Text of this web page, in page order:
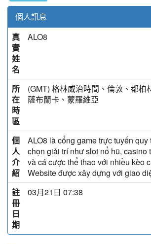
個人訊息
真
實
姓
名
ALO8
所
在
時
區
(GMT) 格林威治時間、倫敦、都柏
薩布蘭卡、蒙羅維亞
個
人
介
紹
ALO8 là cổng game trực tuyến
chọn giải trí như slot nổ hũ, casino
và cá cược thể thao với nhiều kèo
Website được xây dựng với giao
註
冊
日
期
03月21日 07:38